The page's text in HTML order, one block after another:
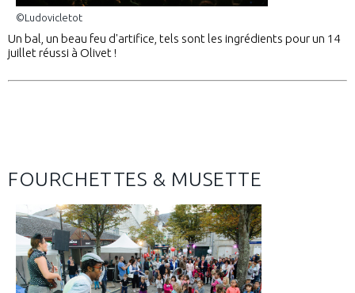
©Ludovicletot
Un bal, un beau feu d'artifice, tels sont les ingrédients pour un 14
juillet réussi à Olivet !
FOURCHETTES & MUSETTE